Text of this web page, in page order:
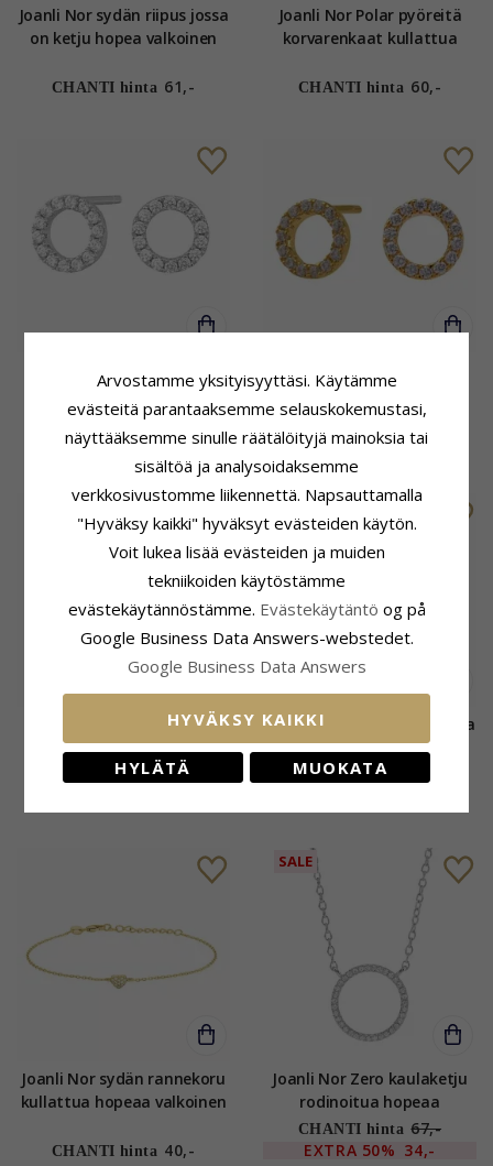
Joanli Nor sydän riipus jossa
on ketju hopea valkoinen
CHANTI hinta 61,-
Joanli Nor Polar pyöreitä
korvarenkaat kullattua
CHANTI hinta 60,-
korvarenkaat rodinoitua
hopeaa valkoinen zirkoni
CHANTI hinta 47,-
korvarenkaat kullattua
hopeaa valkoinen zirkoni
CHANTI hinta 46,-
Pieniä Joanli Nor sydän
korvarenkaat kullattua
hopeaa valkoinen zirkoni
Joanli Nor sydän riipus jossa
on ketju hopea valkoinen
zirkoni
Joanli Nor sydän rannekoru
kullattua hopeaa valkoinen
CHANTI hinta 40,-
SALE
Joanli Nor Zero kaulaketju
rodinoitua hopeaa
valkoinen zirkoni
CHANTI hinta 67,-
EXTRA 50% 34,-
Arvostamme yksityisyyttäsi. Käytämme
evästeitä parantaaksemme selauskokemustasi,
näyttääksemme sinulle räätälöityjä mainoksia tai
sisältöä ja analysoidaksemme
verkkosivustomme liikennettä. Napsauttamalla
"Hyväksy kaikki" hyväksyt evästeiden käytön.
Voit lukea lisää evästeiden ja muiden
tekniikoiden käytöstämme
evästekäytännöstämme. Evästekäytäntö og på
Google Business Data Answers-webstedet.
Google Business Data Answers
HYVÄKSY KAIKKI
HYLÄTÄ MUOKATA